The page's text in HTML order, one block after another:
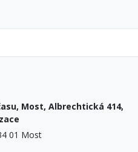
Most, Albrechtická 414,
01 Most